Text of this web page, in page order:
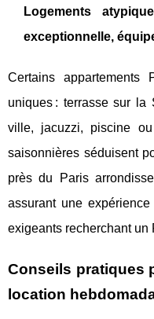
Logements
exceptionnelle,
Certains appartements
uniques : terrasse sur
ville, jacuzzi, piscine
saisonnières séduisent
près du Paris
assurant une
exigeants recherchant un
Conseils pratiques
location